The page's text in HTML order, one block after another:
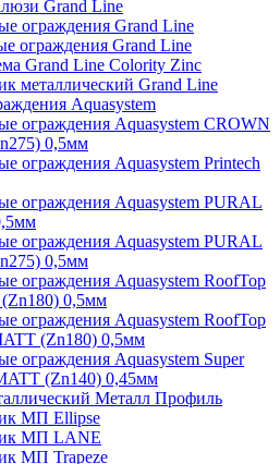
Grand Line
ограждения Grand Line
ограждения Grand Line
Grand Line Colority Zinc
металлический Grand Line
Aquasystem
ограждения Aquasystem CROWN
0,5мм
ограждения Aquasystem Printech
ограждения Aquasystem PURAL
ограждения Aquasystem PURAL
0,5мм
ограждения Aquasystem RoofTop
(Zn180) 0,5мм
ограждения Aquasystem RoofTop
(Zn180) 0,5мм
ограждения Aquasystem Super
(Zn140) 0,45мм
Металл Профиль
МП Ellipse
МП LANE
МП Trapeze